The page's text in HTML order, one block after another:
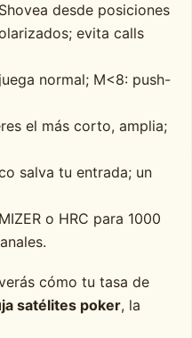
Shovea desde posiciones
evita calls
normal; M<8: push-
el más corto, amplia;
salva tu entrada; un
o HRC para 1000
cómo tu tasa de
satélites poker, la